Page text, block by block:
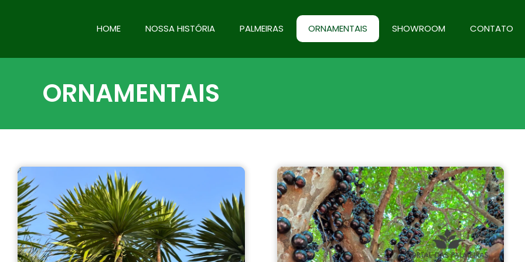
HOME NOSSA HISTÓRIA PALMEIRAS ORNAMENTAIS SHOWROOM CONTATO
ORNAMENTAIS